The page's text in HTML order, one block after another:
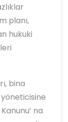
planı,
hukuki
bina
na